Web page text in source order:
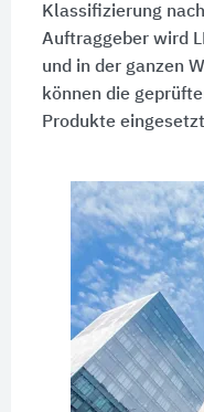
Klassifizierung
Auftraggeber wird
und in der ganzen
können die
Produkte